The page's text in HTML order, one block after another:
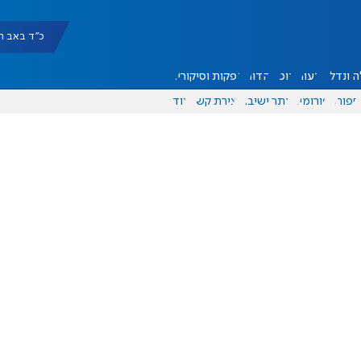
כ"ד באב תשפ"ו
ונדל"ן דעות אוכל יהדות הפקות וסיקורים
ספורט פורומים אתר ישיבה יצירת קשר עוד